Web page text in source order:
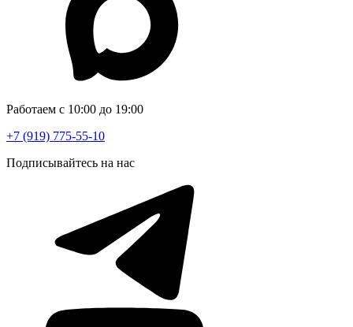
Работаем с 10:00 до 19:00
+7 (919) 775-55-10
Подписывайтесь на нас